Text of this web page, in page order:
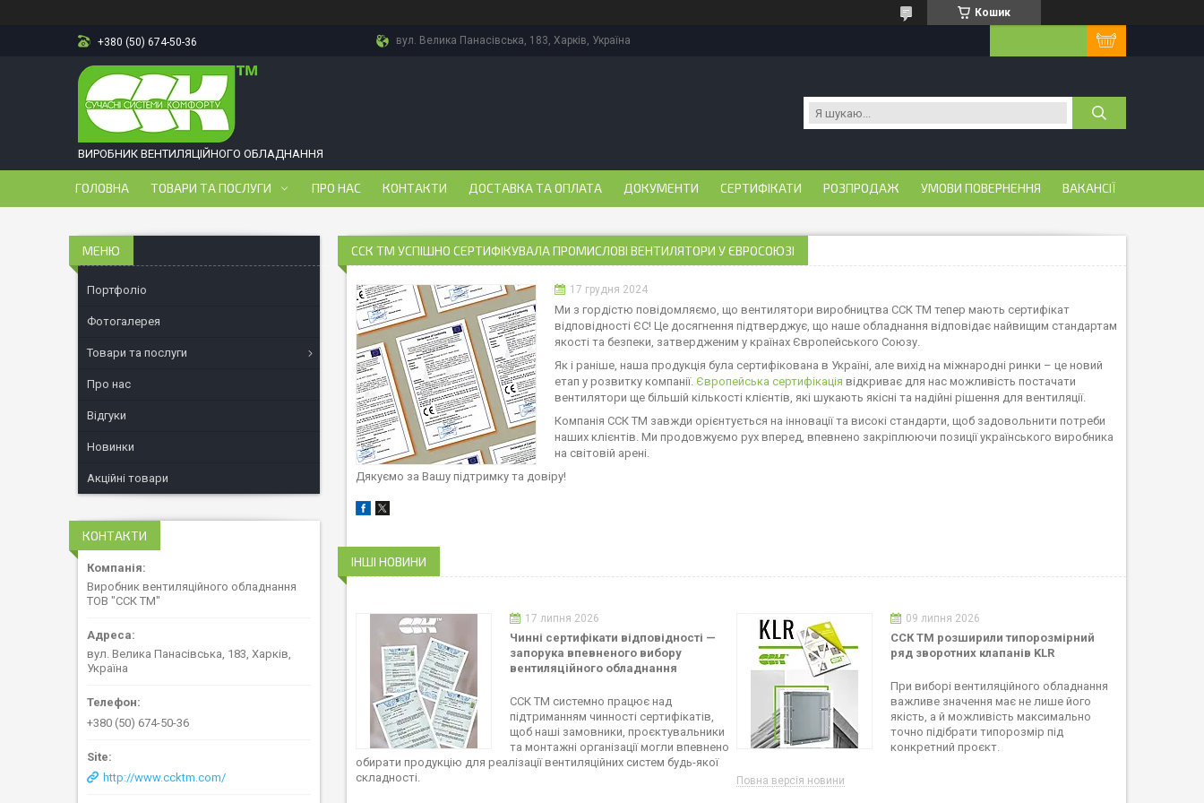
Кошик
+380 (50) 674-50-36 вул. Велика Панасівська, 183, Харків, Україна
ВИРОБНИК ВЕНТИЛЯЦІЙНОГО ОБЛАДНАННЯ
ГОЛОВНА ТОВАРИ ТА ПОСЛУГИ ПРО НАС КОНТАКТИ ДОСТАВКА ТА ОПЛАТА ДОКУМЕНТИ СЕРТИФІКАТИ РОЗПРОДАЖ УМОВИ ПОВЕРНЕННЯ ВАКАНСІЇ
ССК ТМ УСПІШНО СЕРТИФІКУВАЛА ПРОМИСЛОВІ ВЕНТИЛЯТОРИ У ЄВРОСОЮЗІ
17 грудня 2024
Ми з гордістю повідомляємо, що вентилятори виробництва ССК ТМ тепер мають сертифікат
відповідності ЄС! Це досягнення підтверджує, що наше обладнання відповідає найвищим стандартам
якості та безпеки, затвердженим у країнах Європейського Союзу.
Як і раніше, наша продукція була сертифікована в Україні, але вихід на міжнародні ринки – це новий
етап у розвитку компанії. Європейська сертифікація відкриває для нас можливість постачати
вентилятори ще більшій кількості клієнтів, які шукають якісні та надійні рішення для вентиляції.
Компанія ССК ТМ завжди орієнтується на інновації та високі стандарти, щоб задовольнити потреби
наших клієнтів. Ми продовжуємо рух вперед, впевнено закріплюючи позиції українського виробника
на світовій арені.
Дякуємо за Вашу підтримку та довіру!
ІНШІ НОВИНИ
17 липня 2026
Чинні сертифікати відповідності —
запорука впевненого вибору
вентиляційного обладнання
ССК ТМ системно працює над
підтриманням чинності сертифікатів,
щоб наші замовники, проєктувальники
та монтажні організації могли впевнено
обирати продукцію для реалізації вентиляційних систем будь-якої
складності.
09 липня 2026
ССК ТМ розширили типорозмірний
ряд зворотних клапанів KLR
При виборі вентиляційного обладнання
важливе значення має не лише його
якість, а й можливість максимально
точно підібрати типорозмір під
конкретний проєкт.
Повна версія новини
Портфоліо
Фотогалерея
Товари та послуги
Про нас
Відгуки
Новинки
Акційні товари
КОНТАКТИ
Виробник вентиляційного обладнання
ТОВ "ССК ТМ"
вул. Велика Панасівська, 183, Харків,
Україна
+380 (50) 674-50-36
http://www.ccktm.com/